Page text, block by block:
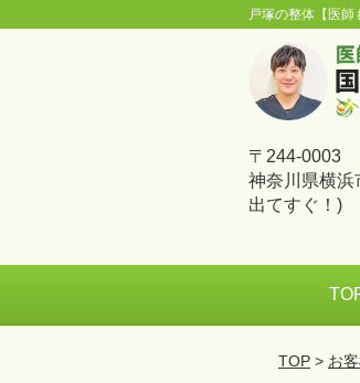
戸塚の整体【医
〒244-0003
神奈川県横浜
出てすぐ！)
TOP> お